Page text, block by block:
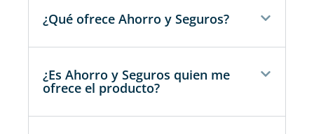
¿Qué ofrece Ahorro y Seguros?
¿Es Ahorro y Seguros quien me
ofrece el producto?